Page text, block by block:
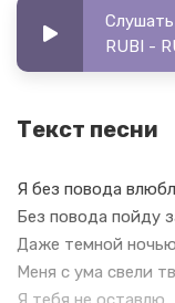
Слушать
RUBI -
Текст песни
Я без повода
Без повода пойду
Даже темной ночью
Меня с ума свели